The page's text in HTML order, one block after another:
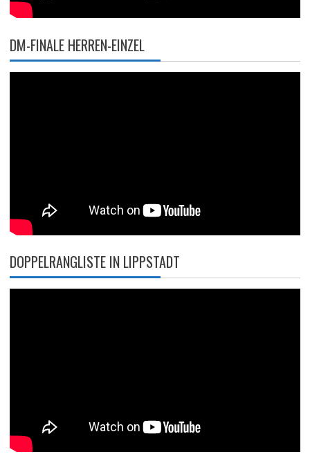
DM-FINALE HERREN-EINZEL
DOPPELRANGLISTE IN LIPPSTADT